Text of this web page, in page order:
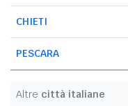
CHIETI
PESCARA
Altre città italiane